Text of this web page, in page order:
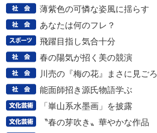
薄紫色の可憐な姿風に揺らす
あなたは何のフレ？
飛躍目指し気合十分
春の陽気が招く美の競演
川売の『梅の花』まさに見ごろ
能面師招き源氏物語学ぶ
「崋山系水墨画」を披露
〝春の芽吹き〟華やかな作品